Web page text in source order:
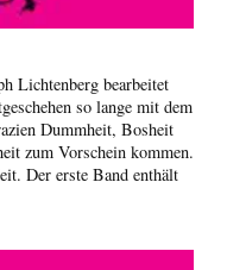
Lichtenberg bearbeitet
so lange mit dem
Dummheit, Bosheit
zum Vorschein kommen.
Der erste Band enthält